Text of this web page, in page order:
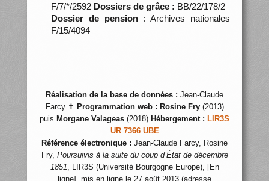
F/7/*/2592 Dossiers de grâce : BB/22/178/2
Dossier de pension: Archives nationales
F/15/4094
Réalisation de la base de données : Jean-Claude
Farcy ✝ Programmation web : Rosine Fry(2013)
puis Morgane Valageas (2018) Hébergement : LIR3S
UR 7366 UBE
Référence électronique : Jean-Claude Farcy, Rosine
Fry, Poursuivis à la suite du coup d’État de décembre
1851, LIR3S (Université Bourgogne Europe), [En
ligne], mis en ligne le 27 août 2013 (adresse